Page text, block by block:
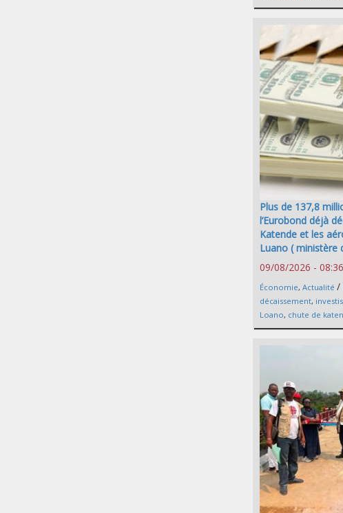
Plus de 137,8
l’Eurobond déjà
Katende et les
Luano ( ministère
09/08/2026 - 08:36
Économie, Actualité /
décaissement,
Loano, chute de